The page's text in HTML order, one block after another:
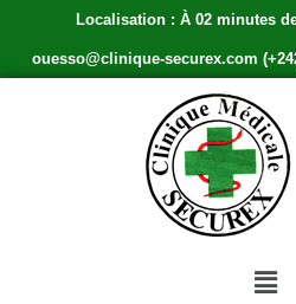
Localisation : À 02 minutes
ouesso@clinique-securex.com